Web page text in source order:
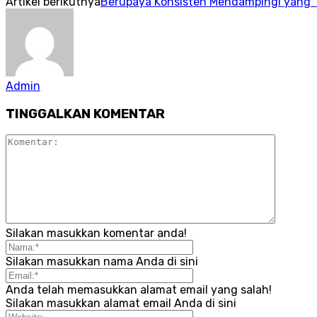
Admin
TINGGALKAN KOMENTAR
Silakan masukkan komentar anda!
Silakan masukkan nama Anda di sini
Anda telah memasukkan alamat email yang salah!
Silakan masukkan alamat email Anda di sini